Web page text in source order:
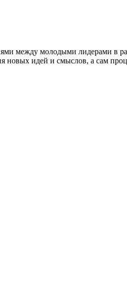
между молодыми лидерами в
идей и смыслов, а сам